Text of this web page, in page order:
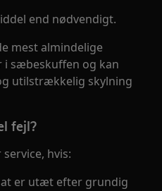
end nødvendigt.
mest almindelige
sæbeskuffen og kan
utilstrækkelig skylning
fejl?
hvis:
er utæt efter grundig